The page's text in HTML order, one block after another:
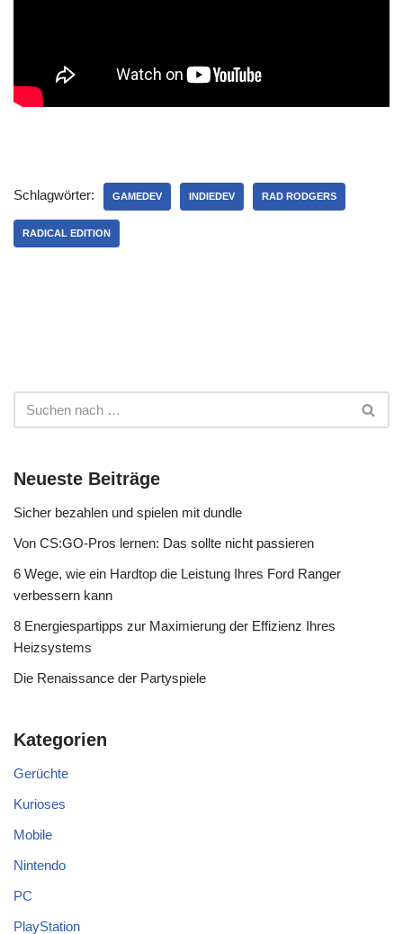
Schlagwörter: GAMEDEV INDIEDEV RAD RODGERS
RADICAL EDITION
Neueste Beiträge
Sicher bezahlen und spielen mit dundle
Von CS:GO-Pros lernen: Das sollte nicht passieren
6 Wege, wie ein Hardtop die Leistung Ihres Ford Ranger
verbessern kann
8 Energiespartipps zur Maximierung der Effizienz Ihres
Heizsystems
Die Renaissance der Partyspiele
Kategorien
Gerüchte
Kurioses
Mobile
Nintendo
PC
PlayStation